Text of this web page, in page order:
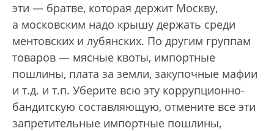
эти — братве, которая держит Москву,
а московским надо крышу держать среди
ментовских и лубянских. По другим группам
товаров — мясные квоты, импортные
пошлины, плата за земли, закупочные мафии
и т.д. и т.п. Уберите всю эту коррупционно-
бандитскую составляющую, отмените все эти
запретительные импортные пошлины,